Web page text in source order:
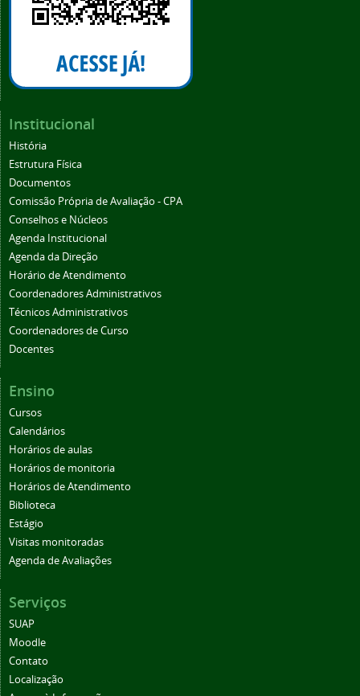
Institucional
História
Estrutura Física
Documentos
Comissão Própria de Avaliação - CPA
Conselhos e Núcleos
Agenda Institucional
Agenda da Direção
Horário de Atendimento
Coordenadores Administrativos
Técnicos Administrativos
Coordenadores de Curso
Docentes
Ensino
Cursos
Calendários
Horários de aulas
Horários de monitoria
Horários de Atendimento
Biblioteca
Estágio
Visitas monitoradas
Agenda de Avaliações
Serviços
SUAP
Moodle
Contato
Localização